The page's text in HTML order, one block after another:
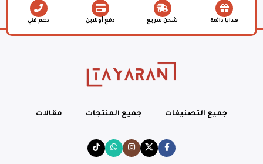
هدايا دائمة شحن سريع دفع أونلاين دعم فني
جميع التصنيفات جميع المنتجات مقالات